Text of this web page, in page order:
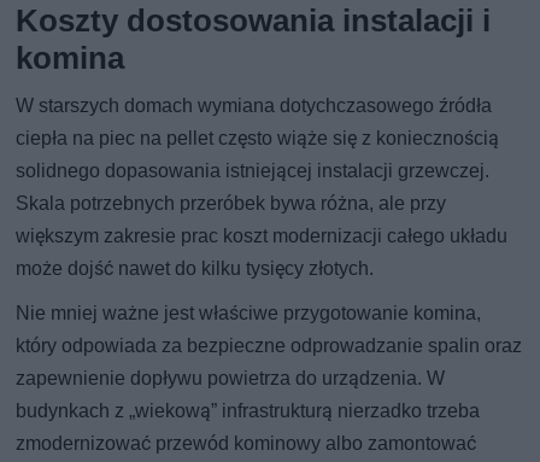
Koszty dostosowania instalacji i
komina
W starszych domach wymiana dotychczasowego źródła
ciepła na piec na pellet często wiąże się z koniecznością
solidnego dopasowania istniejącej instalacji grzewczej.
Skala potrzebnych przeróbek bywa różna, ale przy
większym zakresie prac koszt modernizacji całego układu
może dojść nawet do kilku tysięcy złotych.
Nie mniej ważne jest właściwe przygotowanie komina,
który odpowiada za bezpieczne odprowadzanie spalin oraz
zapewnienie dopływu powietrza do urządzenia. W
budynkach z „wiekową” infrastrukturą nierzadko trzeba
zmodernizować przewód kominowy albo zamontować